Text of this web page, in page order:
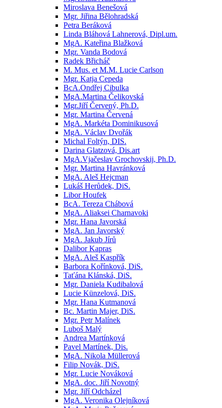
Miroslava Benešová
Mgr. Jiřina Bělohradská
Petra Beráková
Linda Bláhová Lahnerová, Dipl.um.
MgA. Kateřina Blažková
Mgr. Vanda Bodová
Radek Břicháč
M. Mus. et M.M. Lucie Carlson
Mgr. Katja Cepeda
BcA.Ondřej Cibulka
MgA.Martina Čelikovská
Mgr.Jiří Červený, Ph.D.
Mgr. Martina Červená
MgA. Markéta Dominikusová
MgA. Václav Dvořák
Michal Foltýn, DIS.
Darina Glatzová, Dis.art
MgA.Vjačeslav Grochovskij, Ph.D.
Mgr. Martina Havránková
MgA. Aleš Hejcman
Lukáš Herůdek, DiS.
Libor Houfek
BcA. Tereza Chábová
MgA. Aliaksei Charnavoki
Mgr. Hana Javorská
MgA. Jan Javorský
MgA. Jakub Jírů
Dalibor Kapras
MgA. Aleš Kaspřík
Barbora Kořínková, DiS.
Taťána Klánská, DiS.
Mgr. Daniela Kudibalová
Lucie Künzelová, DiS.
Mgr. Hana Kutmanová
Bc. Martin Majer, DiS.
Mgr. Petr Malínek
Luboš Malý
Andrea Martínková
Pavel Martínek, Dis.
MgA. Nikola Müllerová
Filip Novák, DiS.
Mgr. Lucie Nováková
MgA. doc. Jiří Novotný
Mgr. Jiří Odcházel
MgA. Veronika Olejníková